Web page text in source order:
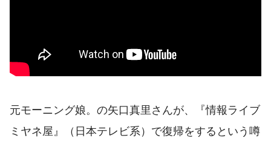
元モーニング娘。の矢口真里さんが、『情報ライブ
ミヤネ屋』（日本テレビ系）で復帰をするという噂